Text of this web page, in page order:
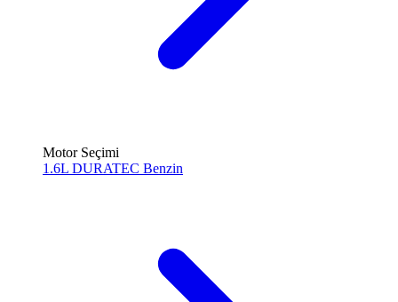
Motor Seçimi
1.6L DURATEC Benzin